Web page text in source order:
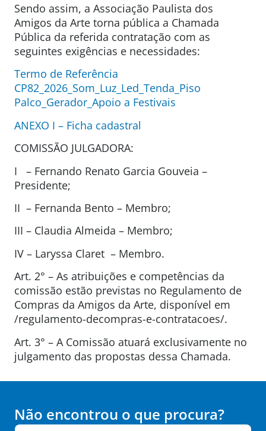
Sendo assim, a Associação Paulista dos
Amigos da Arte torna pública a Chamada
Pública da referida contratação com as
seguintes exigências e necessidades:
Termo de Referência
CP82_2026_Som_Luz_Led_Tenda_Piso
Palco_Gerador_Apoio a Festivais
ANEXO I – Ficha cadastral
COMISSÃO JULGADORA:
I – Fernando Renato Garcia Gouveia –
Presidente;
II – Fernanda Bento – Membro;
III – Claudia Almeida – Membro;
IV – Laryssa Claret – Membro.
Art. 2° – As atribuições e competências da
comissão estão previstas no Regulamento de
Compras da Amigos da Arte, disponível em
/regulamento-decompras-e-contratacoes/.
Art. 3° – A Comissão atuará exclusivamente no
julgamento das propostas dessa Chamada.
Não encontrou o que procura?